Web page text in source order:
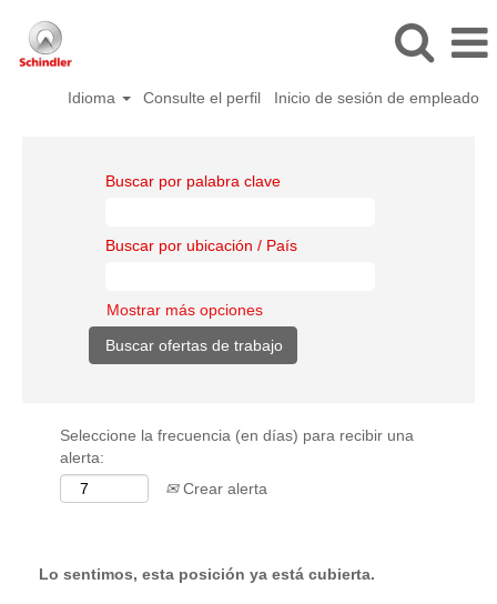
Idioma Consulte el perfil Inicio de sesión de empleado
Buscar por palabra clave
Buscar por ubicación / País
Mostrar más opciones
Seleccione la frecuencia (en días) para recibir una
alerta:
Crear alerta
Lo sentimos, esta posición ya está cubierta.